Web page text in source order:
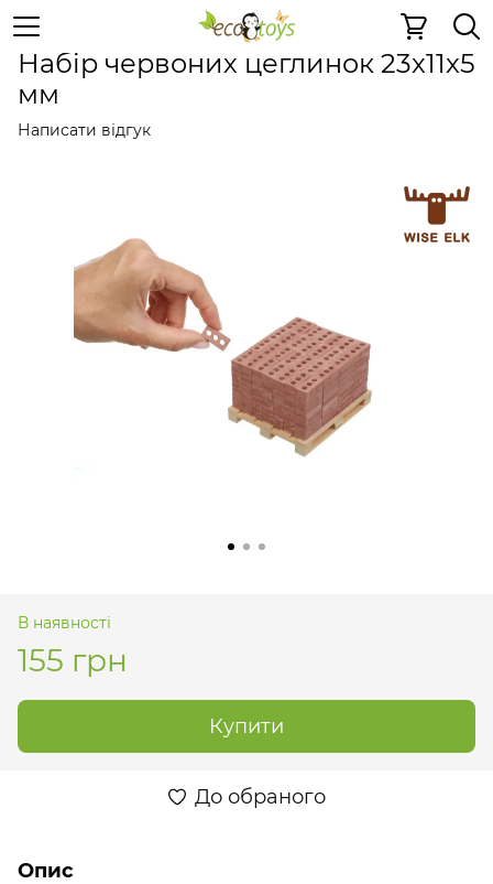
Керамічні конструктори Набір червоних цеглинок
Набір червоних цеглинок 23x11x5
мм
Написати відгук
В наявності
155 грн
Купити
До обраного
Опис